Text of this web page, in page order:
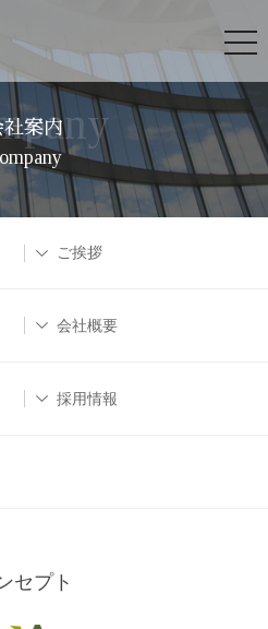
社案内
ご挨拶
会社概要
採用情報
セプト